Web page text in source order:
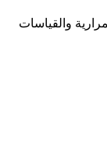
والقياسات